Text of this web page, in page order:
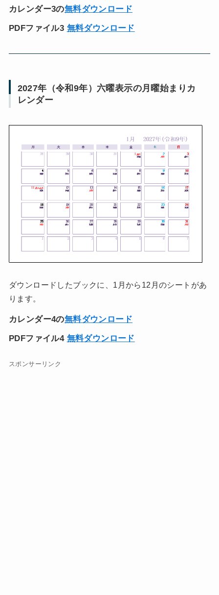
カレンダー3の無料ダウンロード
PDFファイル3 無料ダウンロード
2027年（令和9年）六曜表示の月曜始まりカ
レンダー
ダウンロードしたブックに、1月から12月のシートがあ
ります。
カレンダー4の無料ダウンロード
PDFファイル4 無料ダウンロード
スポンサーリンク